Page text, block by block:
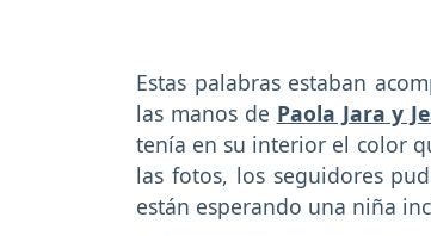
Estas palabras estaban
las manos de Paola Jara y
tenía en su interior el color
las fotos, los seguidores
están esperando una niña